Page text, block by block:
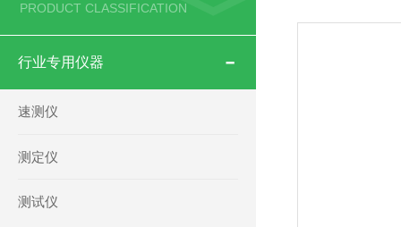
PRODUCT CLASSIFICATION
行业专用仪器
速测仪
测定仪
测试仪